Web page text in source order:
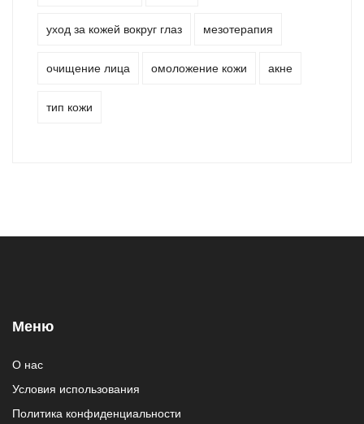
уход за кожей вокруг глаз мезотерапия
очищение лица омоложение кожи акне
тип кожи
Меню
О нас
Условия использования
Политика конфиденциальности